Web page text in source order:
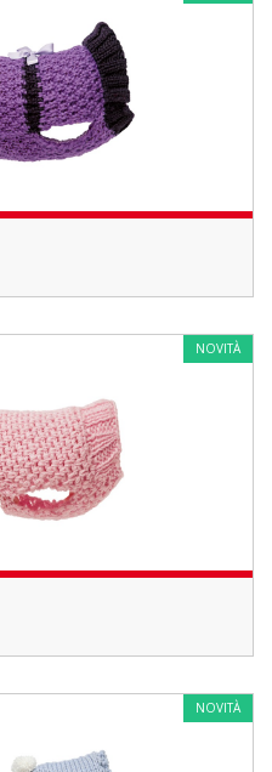
NOVITÀ
NOVITÀ